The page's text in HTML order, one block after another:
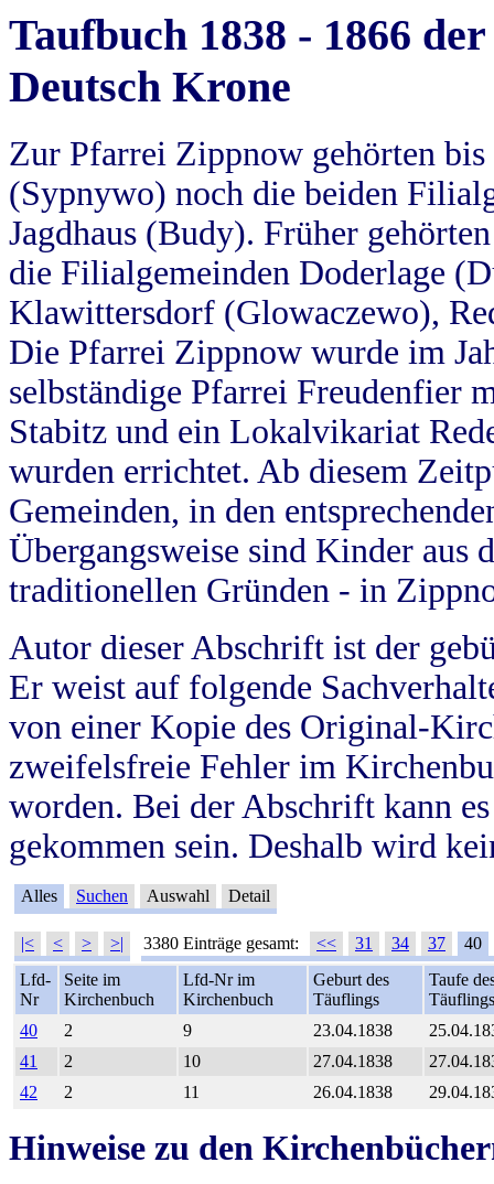
Taufbuch 1838 - 1866
Deutsch Krone
Zur Pfarrei Zippnow gehörten
(Sypnywo) noch die beiden
Jagdhaus (Budy). Früher
die Filialgemeinden Doderlage
Klawittersdorf (Glowaczewo),
Die Pfarrei Zippnow wurde im
selbständige Pfarrei Freudenfier
Stabitz und ein Lokalvikariat
wurden errichtet. Ab diesem
Gemeinden, in den
Übergangsweise sind Kinder aus
traditionellen Gründen - in
Autor dieser Abschrift ist der
Er weist auf folgende
von einer Kopie des Original-
zweifelsfreie Fehler im
worden. Bei der Abschrift kann
gekommen sein. Deshalb wird
Alles Suchen Auswahl Detail
|< < > >| 3380 Einträge gesamt: << 31 34 37
40
Lfd-
Nr
Seite im
Kirchenbuch
Lfd-Nr im
Kirchenbuch
Geburt des
Täuflings
Taufe
Täuflings
40
2 9 23.04.1838
41
2 10 27.04.1838
42
2 11 26.04.1838
Hinweise zu den